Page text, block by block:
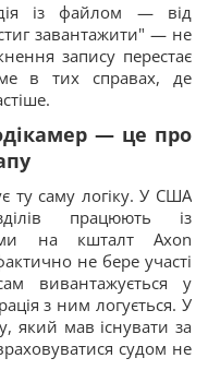
із файлом — від
завантажити" — не
запису перестає
в тих справах, де
— це про
ту саму логіку. У США
працюють із
на кшталт Axon
не бере участі
вивантажується у
з ним логується. У
який мав існувати за
судом не